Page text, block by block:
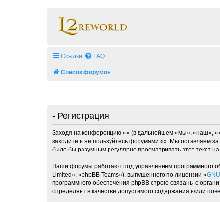
Ссылки FAQ
Список форумов
- Регистрация
Заходя на конференцию «» (в дальнейшем «мы», «наш»,
заходите и не пользуйтесь форумами «». Мы оставляем
было бы разумным регулярно просматривать этот текст
Наши форумы работают под управлением программного
Limited», «phpBB Teams»), выпущенного по лицензии «
программного обеспечения phpBB строго связаны с
определяет в качестве допустимого содержания и/или